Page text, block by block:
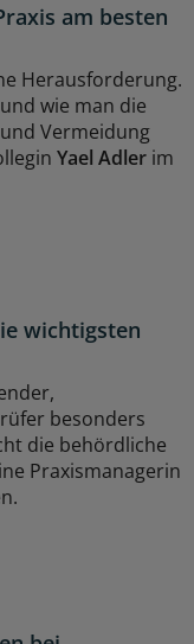
am besten
Herausforderung.
wie man die
Vermeidung
Yael Adler im
wichtigsten
besonders
die behördliche
Praxismanagerin